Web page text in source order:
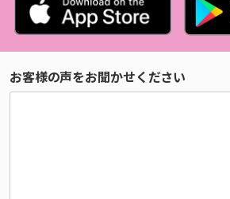
お客様の声をお聞かせください